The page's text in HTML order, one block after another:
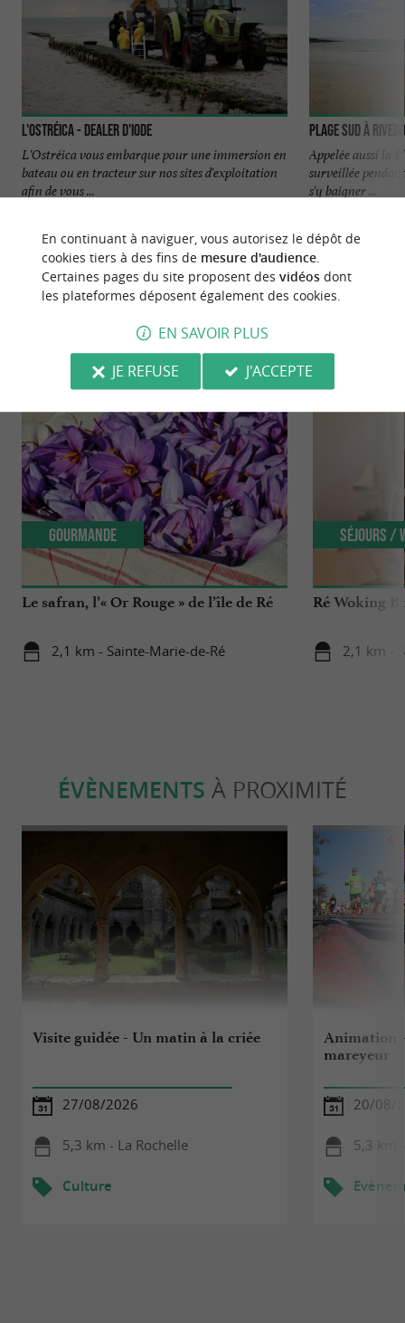
L'Ostréica - Dealer d'iode
L'Ostréica vous embarque pour une immersion en
bateau ou en tracteur sur nos sites d'exploitation
afin de vous ...
Plage sud à
Appelée aussi la
surveillée
s'y baigner ...
NOUS AVONS TESTÉ POUR VOUS
Le safran, l’« Or Rouge » de l’île de Ré
2,1 km - Sainte-Marie-de-Ré
Gourmande
Ré Woking
2,1 km -
Séjours /
ÉVÈNEMENTS À PROXIMITÉ
Visite guidée - Un matin à la criée
27/08/2026
5,3 km - La Rochelle
Culture
Animation
mareyeur
20/08/
5,3 km
En continuant à naviguer, vous autorisez le dépôt de
cookies tiers à des fins de mesure d'audience.
Certaines pages du site proposent des vidéosdont
les plateformes déposent également des cookies.
EN SAVOIR PLUS
JE REFUSE
J'ACCEPTE